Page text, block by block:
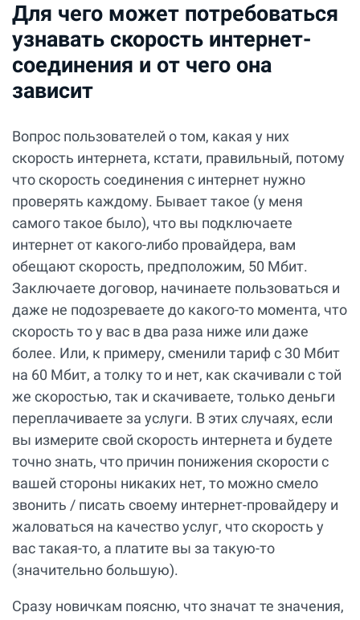
Для чего может потребоваться
узнавать скорость интернет-
соединения и от чего она
зависит
Вопрос пользователей о том, какая у них
скорость интернета, кстати, правильный, потому
что скорость соединения с интернет нужно
проверять каждому. Бывает такое (у меня
самого такое было), что вы подключаете
интернет от какого-либо провайдера, вам
обещают скорость, предположим, 50 Мбит.
Заключаете договор, начинаете пользоваться и
даже не подозреваете до какого-то момента, что
скорость то у вас в два раза ниже или даже
более. Или, к примеру, сменили тариф с 30 Мбит
на 60 Мбит, а толку то и нет, как скачивали с той
же скоростью, так и скачиваете, только деньги
переплачиваете за услуги. В этих случаях, если
вы измерите свой скорость интернета и будете
точно знать, что причин понижения скорости с
вашей стороны никаких нет, то можно смело
звонить / писать своему интернет-провайдеру и
жаловаться на качество услуг, что скорость у
вас такая-то, а платите вы за такую-то
(значительно большую).
Сразу новичкам поясню, что значат те значения,